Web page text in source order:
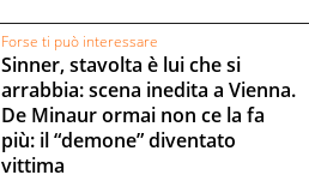
Forse ti può interessare
Sinner, stavolta è lui che si
arrabbia: scena inedita a Vienna.
De Minaur ormai non ce la fa
più: il “demone” diventato
vittima